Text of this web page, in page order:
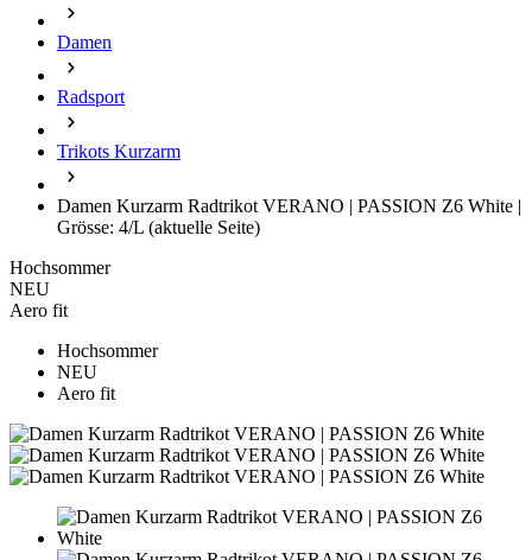
Damen
Radsport
Trikots Kurzarm
Damen Kurzarm Radtrikot VERANO | PASSION Z6 White |
Grösse: 4/L (aktuelle Seite)
Hochsommer
NEU
Aero fit
Hochsommer
NEU
Aero fit